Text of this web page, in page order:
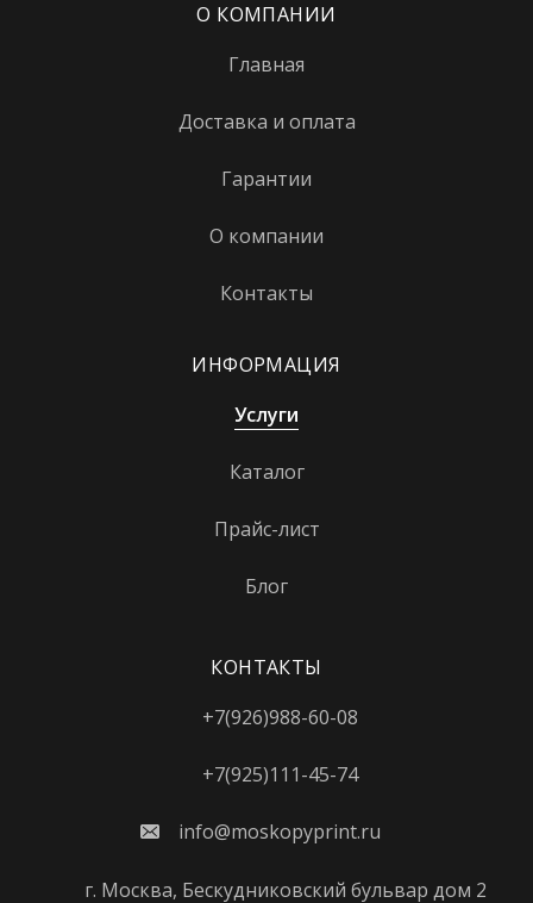
Красносельская
Крестьянская застава
Ленинский проспект
Ломоносовский проспект
Люблино
Марксистская
О КОМПАНИИ
Главная
Доставка и оплата
Гарантии
О компании
Контакты
ИНФОРМАЦИЯ
Услуги
Каталог
Прайс-лист
Блог
КОНТАКТЫ
+7(926)988-60-08
+7(925)111-45-74
info@moskopyprint.ru
г. Москва, Бескудниковский бульвар дом 2